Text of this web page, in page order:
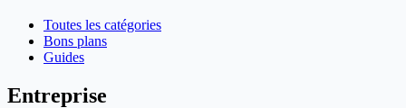
Toutes les catégories
Bons plans
Guides
Entreprise